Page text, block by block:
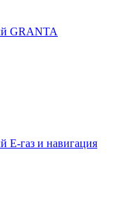
GRANTA
Е-газ и навигация